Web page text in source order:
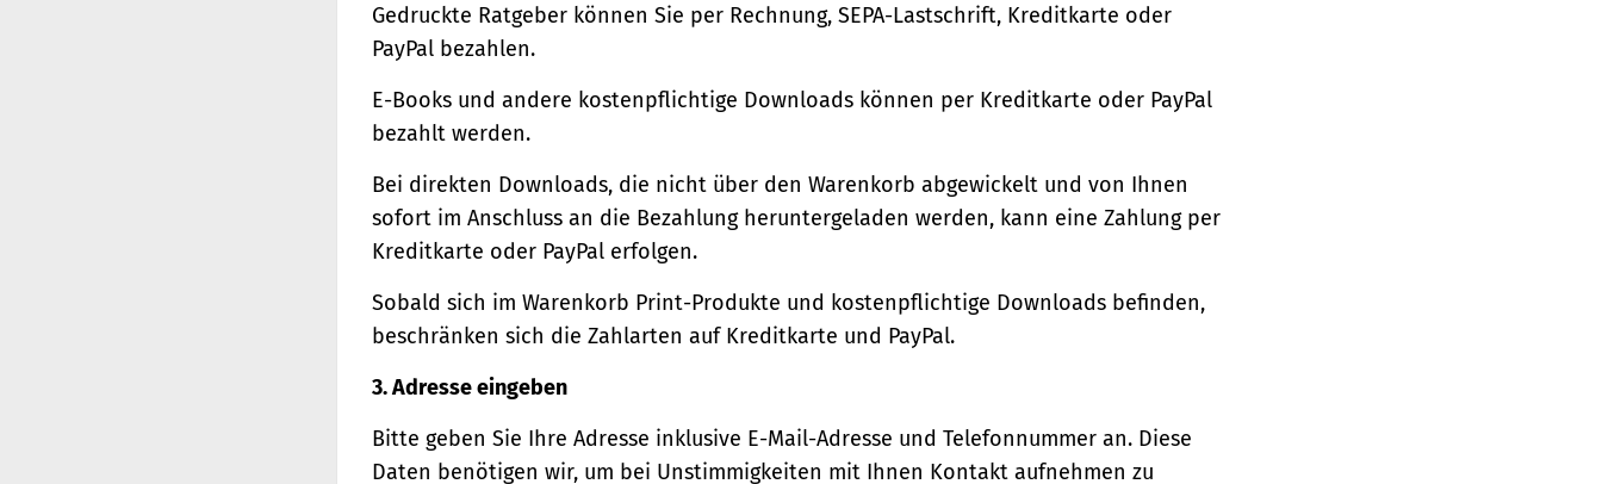
Gedruckte Ratgeber können Sie per Rechnung, SEPA-Lastschrift, Kreditkarte oder
PayPal bezahlen.
E-Books und andere kostenpflichtige Downloads können per Kreditkarte oder PayPal
bezahlt werden.
Bei direkten Downloads, die nicht über den Warenkorb abgewickelt und von Ihnen
sofort im Anschluss an die Bezahlung heruntergeladen werden, kann eine Zahlung per
Kreditkarte oder PayPal erfolgen.
Sobald sich im Warenkorb Print-Produkte und kostenpflichtige Downloads befinden,
beschränken sich die Zahlarten auf Kreditkarte und PayPal.
3. Adresse eingeben
Bitte geben Sie Ihre Adresse inklusive E-Mail-Adresse und Telefonnummer an. Diese
Daten benötigen wir, um bei Unstimmigkeiten mit Ihnen Kontakt aufnehmen zu